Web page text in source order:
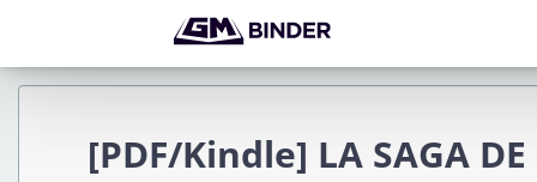
[PDF/Kindle] LA SAGA